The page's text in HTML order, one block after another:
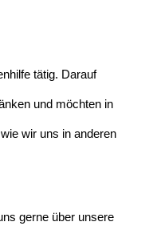
tätig. Darauf
und möchten in
wir uns in anderen
gerne über unsere